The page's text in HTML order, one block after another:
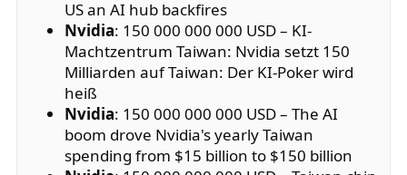
US an AI hub backfires
Nvidia: 150 000 000 000 USD – KI-
Machtzentrum Taiwan: Nvidia setzt 150
Milliarden auf Taiwan: Der KI-Poker wird
heiß
Nvidia: 150 000 000 000 USD – The AI
boom drove Nvidia's yearly Taiwan
spending from $15 billion to $150 billion